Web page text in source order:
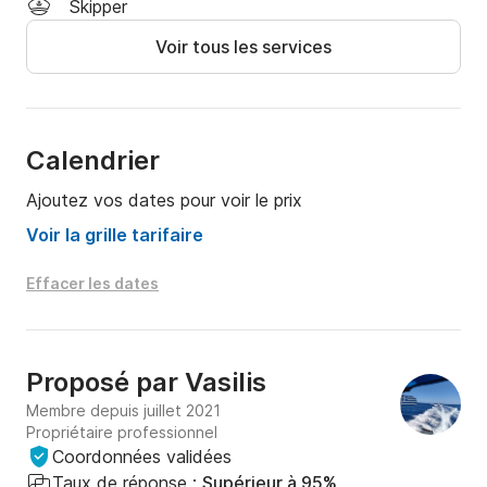
Le carburant est en supplément et est payé au retour.
Le carburant dépend toujours de la distance, de la
vitesse, des personnes à bord et des conditions de
Skipper
Voir tous les services
Calendrier
Ajoutez vos dates pour voir le prix
Voir la grille tarifaire
Effacer les dates
Proposé par Vasilis
Membre depuis juillet 2021
Propriétaire professionnel
Coordonnées validées